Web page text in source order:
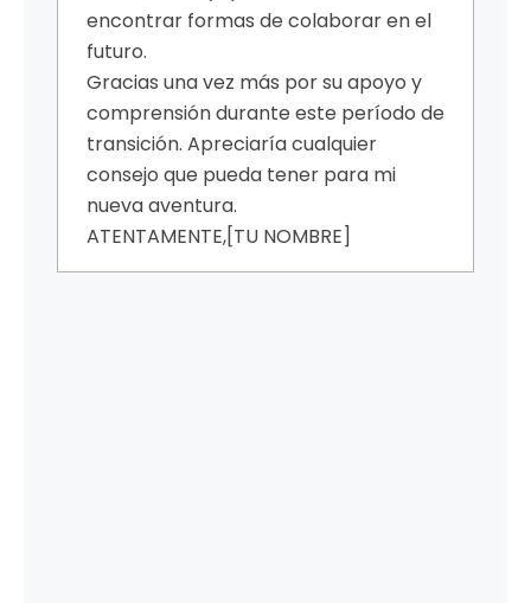
encontrar formas de colaborar en el
futuro.
Gracias una vez más por su apoyo y
comprensión durante este período de
transición. Apreciaría cualquier
consejo que pueda tener para mi
nueva aventura.
ATENTAMENTE,[TU NOMBRE]